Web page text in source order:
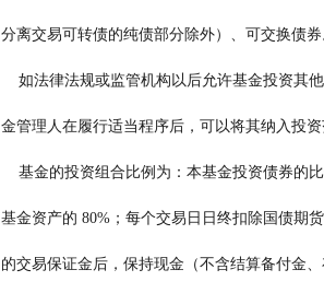
分离交易可转债的纯债部分除外）、可交换债券
如法律法规或监管机构以后允许基金投
金管理人在履行适当程序后，可以将其纳入投
基金的投资组合比例为：本基金投资债
基金资产的 80%；每个交易日日终扣除国
的交易保证金后，保持现金（不含结算备付